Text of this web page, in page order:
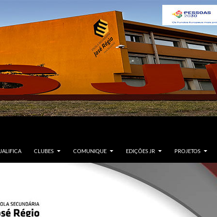
CLUBES COMUNIQUE EDIÇÕES JR PROJETOS